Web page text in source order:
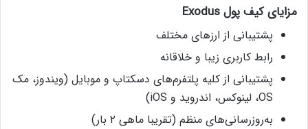
مزایای کیف پولExodus
پشتیبانی از ارزهای مختلف
رابط کاربری زیبا و خلاقانه
پشتیبانی از کلیه پلتفرم‌های دسکتاپ و موبایل (ویندوز، مک
OS، لینوکس، اندروید و iOS)
به‌روزرسانی‌های منظم (تقریبا ماهی ۲ بار)